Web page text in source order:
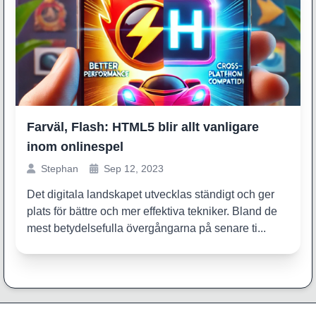
Farväl, Flash: HTML5 blir allt vanligare
inom onlinespel
Stephan Sep 12, 2023
Det digitala landskapet utvecklas ständigt och ger
plats för bättre och mer effektiva tekniker. Bland de
mest betydelsefulla övergångarna på senare ti...